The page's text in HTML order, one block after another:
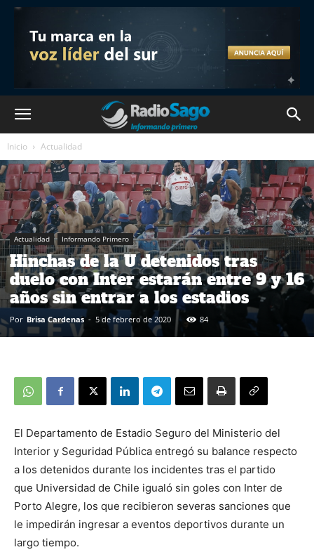
Inicio Actualidad
Actualidad Informando Primero
Hinchas de la U detenidos tras
duelo con Inter estarán entre 9 y 16
años sin entrar a los estadios
Por Brisa Cardenas - 5 de febrero de 2020 84
El Departamento de Estadio Seguro del Ministerio del
Interior y Seguridad Pública entregó su balance respecto
a los detenidos durante los incidentes tras el partido
que Universidad de Chile igualó sin goles con Inter de
Porto Alegre, los que recibieron severas sanciones que
le impedirán ingresar a eventos deportivos durante un
largo tiempo.